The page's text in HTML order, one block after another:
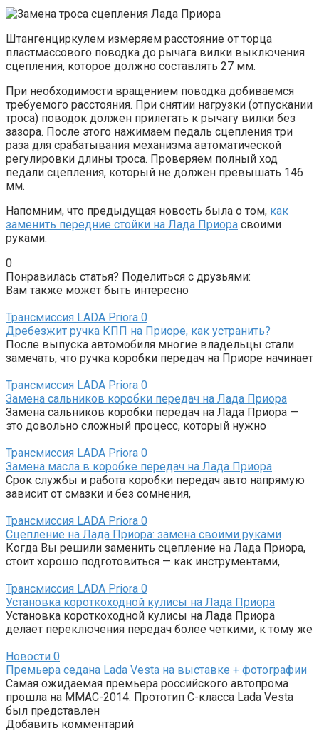
Штангенциркулем измеряем расстояние от торца
пластмассового поводка до рычага вилки выключения
сцепления, которое должно составлять 27 мм.
При необходимости вращением поводка добиваемся
требуемого расстояния. При снятии нагрузки (отпускании
троса) поводок должен прилегать к рычагу вилки без
зазора. После этого нажимаем педаль сцепления три
раза для срабатывания механизма автоматической
регулировки длины троса. Проверяем полный ход
педали сцепления, который не должен превышать 146
мм.
Напомним, что предыдущая новость была о том, как
заменить передние стойки на Лада Приора своими
руками.
0
Понравилась статья? Поделиться с друзьями:
Вам также может быть интересно
Трансмиссия LADA Priora 0
Дребезжит ручка КПП на Приоре, как устранить?
После выпуска автомобиля многие владельцы стали
замечать, что ручка коробки передач на Приоре начинает
Трансмиссия LADA Priora 0
Замена сальников коробки передач на Лада Приора
Замена сальников коробки передач на Лада Приора —
это довольно сложный процесс, который нужно
Трансмиссия LADA Priora 0
Замена масла в коробке передач на Лада Приора
Срок службы и работа коробки передач авто напрямую
зависит от смазки и без сомнения,
Трансмиссия LADA Priora 0
Сцепление на Лада Приора: замена своими руками
Когда Вы решили заменить сцепление на Лада Приора,
стоит хорошо подготовиться — как инструментами,
Трансмиссия LADA Priora 0
Установка короткоходной кулисы на Лада Приора
Установка короткоходной кулисы на Лада Приора
делает переключения передач более четкими, к тому же
Новости 0
Премьера седана Lada Vesta на выставке + фотографии
Самая ожидаемая премьера российского автопрома
прошла на ММАС-2014. Прототип С-класса Lada Vesta
был представлен
Добавить комментарий